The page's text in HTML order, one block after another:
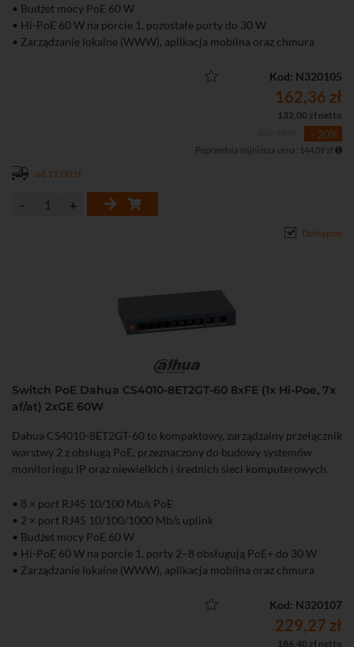
• Budżet mocy PoE 60 W
• Hi-PoE 60 W na porcie 1, pozostałe porty do 30 W
• Zarządzanie lokalne (WWW), aplikacja mobilna oraz chmura
• Tryb Extend – transmisja PoE do 250 m (10 Mb/s)
• Funkcja PoE Watchdog automatycznie restartująca zawieszone
• Obsługa VLAN, LLDP, Port Isolation, Port Mirroring oraz ochrony
• Metalowa obudowa przystosowana do montażu na biurku lub
ścianie.
Kod: N320105
162,36 zł
132,00 zł netto
- 20%
Poprzednia najniższa cena: 144,09 zł
od 11,00 zł
Dostępny
Switch PoE Dahua CS4010-8ET2GT-60 8xFE (1x Hi-Poe, 7x
af/at) 2xGE 60W
Dahua CS4010-8ET2GT-60 to kompaktowy, zarządzalny przełącznik
warstwy 2 z obsługą PoE, przeznaczony do budowy systemów
monitoringu IP oraz niewielkich i średnich sieci komputerowych.
• 8 × port RJ45 10/100 Mb/s PoE
• 2 × port RJ45 10/100/1000 Mb/s uplink
• Budżet mocy PoE 60 W
• Hi-PoE 60 W na porcie 1, porty 2–8 obsługują PoE+ do 30 W
• Zarządzanie lokalne (WWW), aplikacja mobilna oraz chmura
• Tryb Extend – transmisja PoE do 250 m (10 Mb/s)
• Funkcja PoE Watchdog automatycznie restartująca zawieszone
Kod: N320107
229,27 zł
186,40 zł netto